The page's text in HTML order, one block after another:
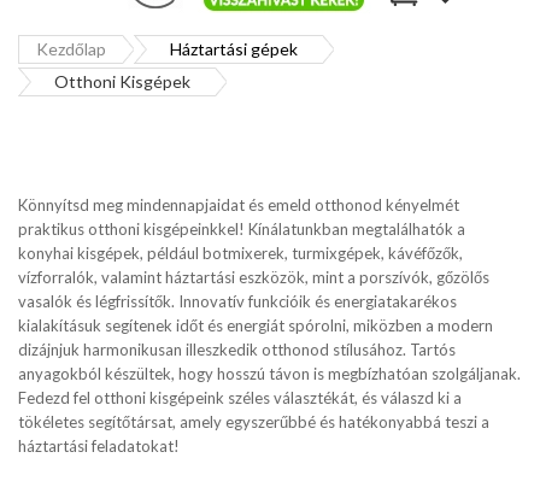
Kezdőlap
Háztartási gépek
Otthoni Kisgépek
Könnyítsd meg mindennapjaidat és emeld otthonod kényelmét
praktikus otthoni kisgépeinkkel! Kínálatunkban megtalálhatók a
konyhai kisgépek, például botmixerek, turmixgépek, kávéfőzők,
vízforralók, valamint háztartási eszközök, mint a porszívók, gőzölős
vasalók és légfrissítők. Innovatív funkcióik és energiatakarékos
kialakításuk segítenek időt és energiát spórolni, miközben a modern
dizájnjuk harmonikusan illeszkedik otthonod stílusához. Tartós
anyagokból készültek, hogy hosszú távon is megbízhatóan szolgáljanak.
Fedezd fel otthoni kisgépeink széles választékát, és válaszd ki a
tökéletes segítőtársat, amely egyszerűbbé és hatékonyabbá teszi a
háztartási feladatokat!